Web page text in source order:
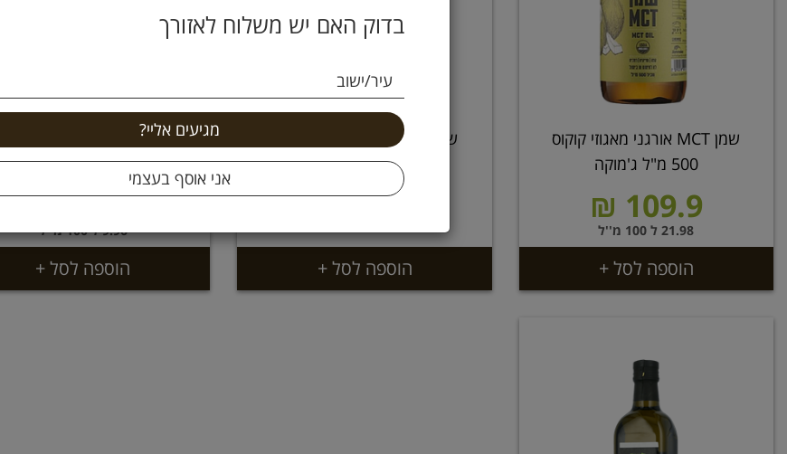
בדוק האם יש משלוח לאזורך
עיר/ישוב
שמן MCT אורגני מאגוזי קוקוס
500 מ"ל ג'מוקה
109.9 ₪
21.98 ל 100 מ''ל
הוספה לסל +
כרם
34.9 ₪
הוספה לסל +
שמן פשתן אורגני כבישה קרה
250 מ"ל תבואות
24.9 ₪
9.96 ל 100 מ''ל
הוספה לסל +